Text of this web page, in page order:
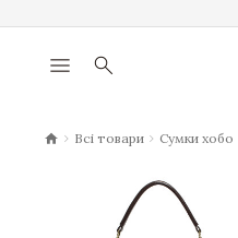
menu search
chevron_right Всі товари chevron_right Сумки хобо